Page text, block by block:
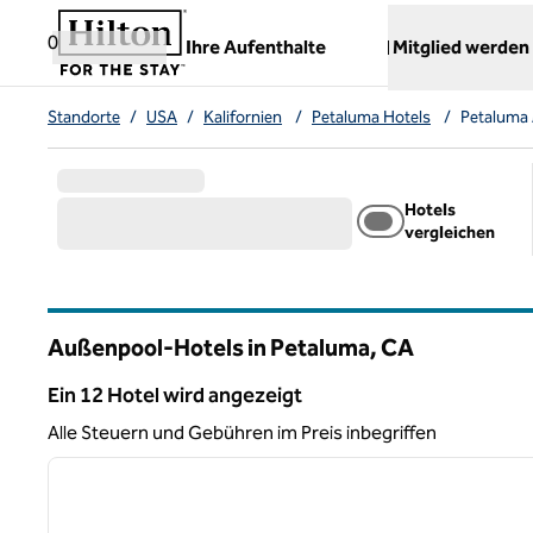
Weiter zum Inhalt
0
Ihre Aufenthalte
,öffnet neue Registerkarte
Mitglied werden
Standorte / USA / Kalifornien / Petaluma Hotels /
Hotels
vergleichen
Außenpool-Hotels in Petaluma,CA
Ein 12 Hotel wird angezeigt
Ein 12 Hotel wird angezeigt
Alle Steuern und Gebühren im Preis inbegriffen
1 von 12